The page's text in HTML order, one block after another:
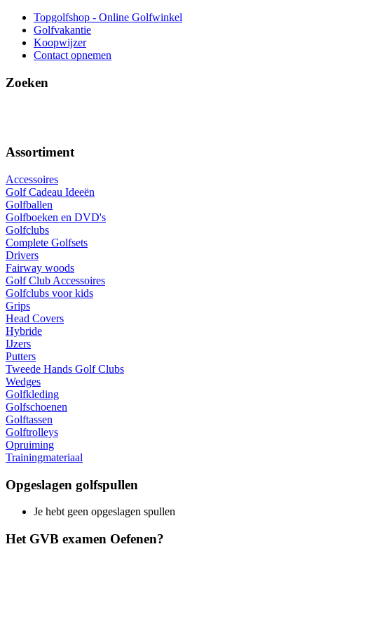
Topgolfshop - Online Golfwinkel
Golfvakantie
Koopwijzer
Contact opnemen
Zoeken
Assortiment
Accessoires
Golf Cadeau Ideeën
Golfballen
Golfboeken en DVD's
Golfclubs
Complete Golfsets
Drivers
Fairway woods
Golf Club Accessoires
Golfclubs voor kids
Grips
Head Covers
Hybride
IJzers
Putters
Tweede Hands Golf Clubs
Wedges
Golfkleding
Golfschoenen
Golftassen
Golftrolleys
Opruiming
Trainingmateriaal
Opgeslagen golfspullen
Je hebt geen opgeslagen spullen
Het GVB examen Oefenen?